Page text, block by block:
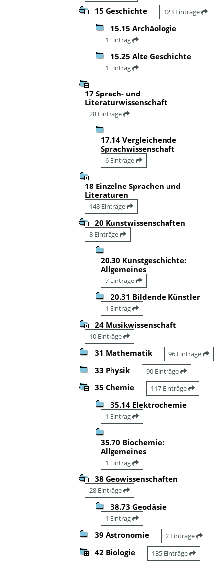
15 Geschichte 123 Einträge
15.15 Archäologie
1 Eintrag
15.25 Alte Geschichte
1 Eintrag
17 Sprach- und
Literaturwissenschaft
28 Einträge
17.14 Vergleichende
Sprachwissenschaft
6 Einträge
18 Einzelne Sprachen und
Literaturen
148 Einträge
20 Kunstwissenschaften
8 Einträge
20.30 Kunstgeschichte:
Allgemeines
7 Einträge
20.31 Bildende Künstler
1 Eintrag
24 Musikwissenschaft
10 Einträge
31 Mathematik 96 Einträge
33 Physik 90 Einträge
35 Chemie 117 Einträge
35.14 Elektrochemie
1 Eintrag
35.70 Biochemie:
Allgemeines
1 Eintrag
38 Geowissenschaften
28 Einträge
38.73 Geodäsie
1 Eintrag
39 Astronomie 2 Einträge
42 Biologie 135 Einträge